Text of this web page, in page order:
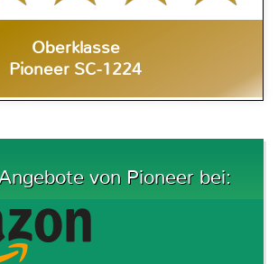
Oberklasse
Pioneer SC-1224
von Pioneer bei: